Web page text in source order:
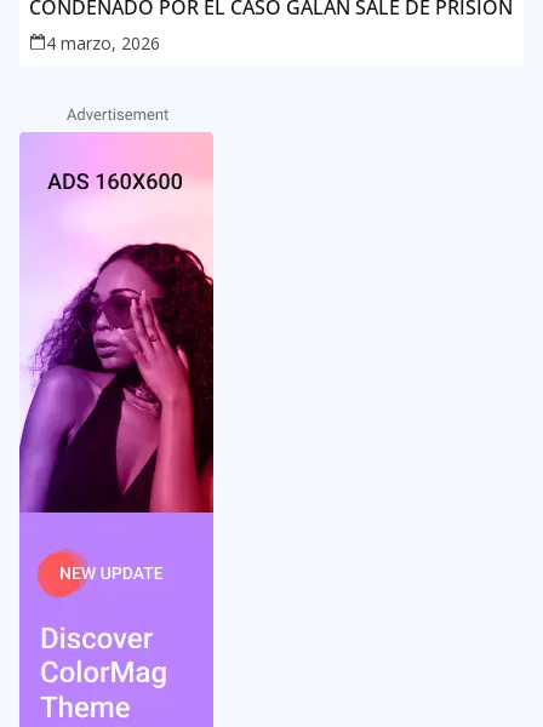
CONDENADO POR EL CASO GALÁN SALE DE PRISIÓN
4 marzo, 2026